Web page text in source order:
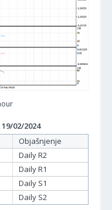
02/2024
Objašnjenje
Daily R2
Daily R1
Daily S1
Daily S2